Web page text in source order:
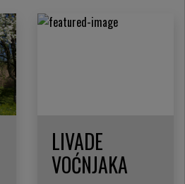
LIVADE
VOĆNJAKA